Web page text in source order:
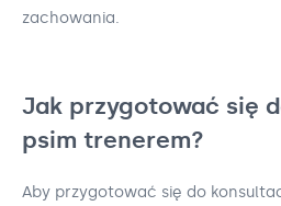
zachowania.
Jak przygotować się
psim trenerem?
Aby przygotować się do